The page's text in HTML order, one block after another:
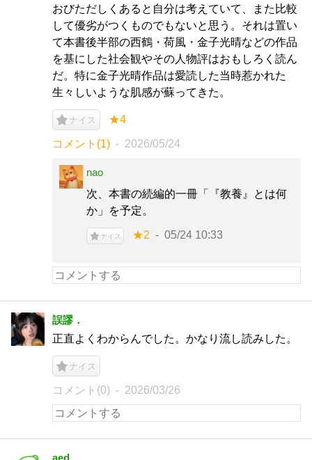
おびただしくあると自分は考えていて、また比較
して優劣がつくものでもないと思う。それは置い
て本書後半部の西鶴・荷風・金子光晴などの作品
を基にした社会観やその人物評はおもしろく読ん
だ。特に金子光晴作品は愛読した当時惹かれた
生々しいような肌感が蘇ってきた。
ナイス ★4
コメント(1) 2026/05/24
nao
次、本書の続編的一冊「『教養』とは何
か」を予定。
ナイス ★2 05/24 10:33
誤謬．
正直よくわからんでした。かなり流し読みした。
ナイス
コメント(0) 2026/03/26
aed